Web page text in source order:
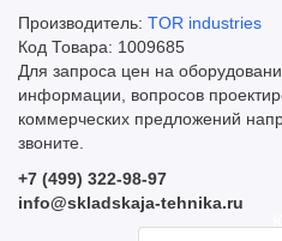
Производитель: TOR industries
Код Товара: 1009685
Для запроса цен на
информации, вопросов
коммерческих предложений
звоните.
+7 (499) 322-98-97
info@skladskaja-tehnika.ru